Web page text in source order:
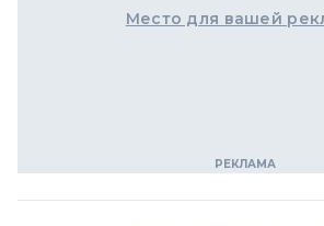
Место для вашей